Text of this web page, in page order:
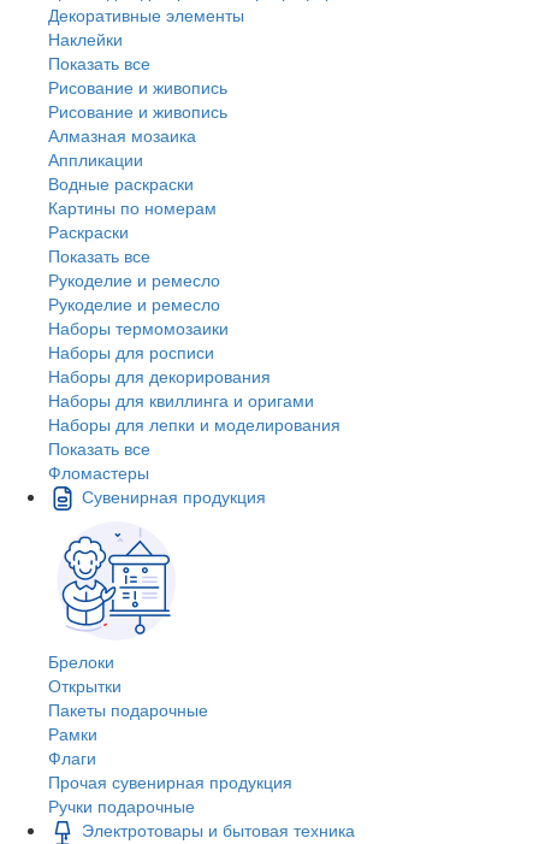
Декоративные элементы
Наклейки
Показать все
Рисование и живопись
Рисование и живопись
Алмазная мозаика
Аппликации
Водные раскраски
Картины по номерам
Раскраски
Показать все
Рукоделие и ремесло
Рукоделие и ремесло
Наборы термомозаики
Наборы для росписи
Наборы для декорирования
Наборы для квиллинга и оригами
Наборы для лепки и моделирования
Показать все
Фломастеры
Сувенирная продукция
Брелоки
Открытки
Пакеты подарочные
Рамки
Флаги
Прочая сувенирная продукция
Ручки подарочные
Электротовары и бытовая техника